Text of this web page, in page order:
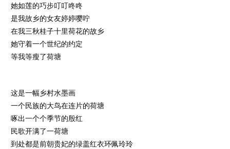
她如莲的巧步叮叮咚咚
是我故乡的女友婷婷嘤咛
在我三秋桂子十里荷花的故乡
她守着一个世纪的约定
等我等瘦了荷塘
这是一幅乡村水墨画
一个民族的大鸟在连片的荷塘
啄出一个个季节的殷红
民歌开满了一荷塘
到处都是前朝贵妃的绿盖红衣环佩玲玲